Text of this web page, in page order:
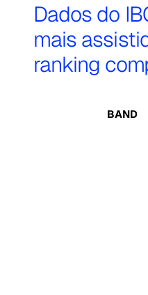
Dados do
mais
ranking
BAND